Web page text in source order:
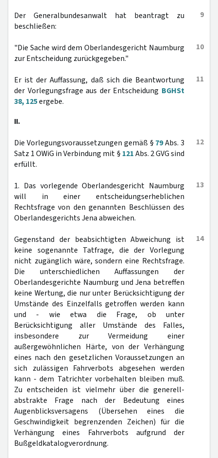
9
Der Generalbundesanwalt hat beantragt zu
beschließen:
10
"Die Sache wird dem Oberlandesgericht Naumburg
zur Entscheidung zurückgegeben."
11
Er ist der Auffassung, daß sich die Beantwortung
der Vorlegungsfrage aus der Entscheidung BGHSt
38, 125ergebe.
II.
12
Die Vorlegungsvoraussetzungen gemäß § 79Abs. 3
Satz 1 OWiG in Verbindung mit § 121Abs. 2 GVG sind
erfüllt.
13
1. Das vorlegende Oberlandesgericht Naumburg
will in einer entscheidungserheblichen
Rechtsfrage von den genannten Beschlüssen des
Oberlandesgerichts Jena abweichen.
14
Gegenstand der beabsichtigten Abweichung ist
keine sogenannte Tatfrage, die der Vorlegung
nicht zugänglich wäre, sondern eine Rechtsfrage.
Die unterschiedlichen Auffassungen der
Oberlandesgerichte Naumburg und Jena betreffen
keine Wertung, die nur unter Berücksichtigung der
Umstände des Einzelfalls getroffen werden kann
und - wie etwa die Frage, ob unter
Berücksichtigung aller Umstände des Falles,
insbesondere zur Vermeidung einer
außergewöhnlichen Härte, von der Verhängung
eines nach den gesetzlichen Voraussetzungen an
sich zulässigen Fahrverbots abgesehen werden
kann - dem Tatrichter vorbehalten bleiben muß.
Zu entscheiden ist vielmehr über die generell-
abstrakte Frage nach der Bedeutung eines
Augenblicksversagens (Übersehen eines die
Geschwindigkeit begrenzenden Zeichen) für die
Verhängung eines Fahrverbots aufgrund der
Bußgeldkatalogverordnung.